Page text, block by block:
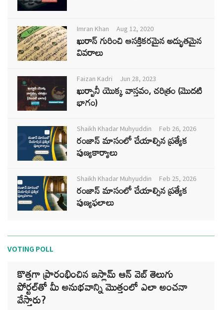
Imran Khan Aug 12, 2020
ఖురాన్ గురించి ఆసక్తికరమైన అద్భుతమైన
వివరాలు
Faizan Kadri Jun 28, 2023
ఖుర్బానీ యొక్క వాస్తవం, చరిత్రం (మొదటి
భాగం)
Shaikh Khadar Muhyuddin Feb 26, 2026
రంజాన్ మాసంలో చేయాల్సిన ప్రత్యేక
పుణ్యకార్యాలు
Shaikh Khadar Muhyuddin Feb 25, 2026
రంజాన్ మాసంలో చేయాల్సిన ప్రత్యేక
పుణ్యఫలాలు
VOTING POLL
కొత్తగా ప్రారంభించిన ఇస్లామ్ ఆన్ వెబ్ తెలుగు
పోర్టల్‌తో మీ అనుభవాన్ని మొత్తంలో ఎలా అంచనా
వేస్తారు?